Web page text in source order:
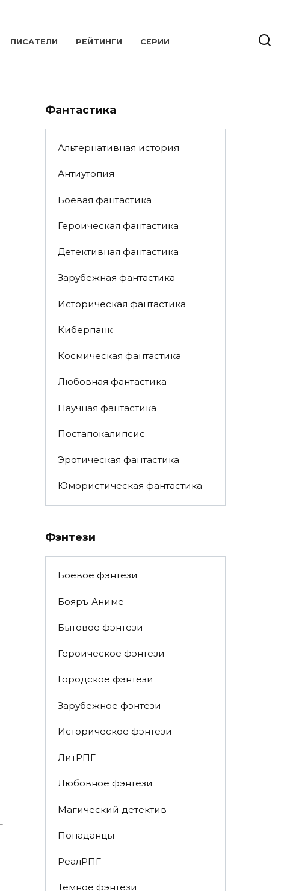
ПИСАТЕЛИ РЕЙТИНГИ СЕРИИ
Фантастика
Альтернативная история
Антиутопия
Боевая фантастика
Героическая фантастика
Детективная фантастика
Зарубежная фантастика
Историческая фантастика
Киберпанк
Космическая фантастика
Любовная фантастика
Научная фантастика
Постапокалипсис
Эротическая фантастика
Юмористическая фантастика
Фэнтези
Боевое фэнтези
Бояръ-Аниме
Бытовое фэнтези
Героическое фэнтези
Городское фэнтези
Зарубежное фэнтези
Историческое фэнтези
ЛитРПГ
Любовное фэнтези
Магический детектив
Попаданцы
РеалРПГ
Темное фэнтези